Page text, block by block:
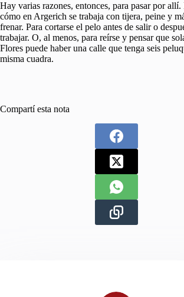
Hay varias razones, entonces, para pasar por allí.
cómo en Argerich se trabaja con tijera, peine y
frenar. Para cortarse el pelo antes de salir o
trabajar. O, al menos, para reírse y pensar que
Flores puede haber una calle que tenga seis
misma cuadra.
Compartí esta nota